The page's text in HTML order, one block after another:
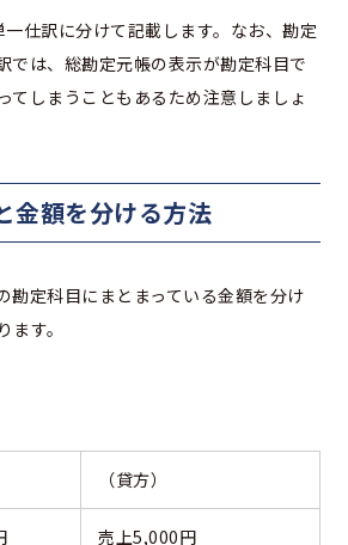
仕訳に分けて記載します。なお、勘定
では、総勘定元帳の表示が勘定科目で
てしまうこともあるため注意しましょ
金額を分ける方法
勘定科目にまとまっている金額を分け
す。
（貸方）
売上5,000円